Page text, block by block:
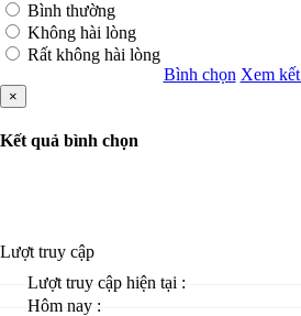
Bình thường
Không hài lòng
Rất không hài lòng
Bình chọn Xem
×
Kết quả bình chọn
Lượt truy cập
Lượt truy cập hiện tại :
Hôm nay :